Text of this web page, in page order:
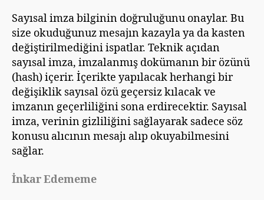
Sayısal imza bilginin doğruluğunu onaylar. Bu
size okuduğunuz mesajın kazayla ya da kasten
değiştirilmediğini ispatlar. Teknik açıdan
sayısal imza, imzalanmış dokümanın bir özünü
(hash) içerir. İçerikte yapılacak herhangi bir
değişiklik sayısal özü geçersiz kılacak ve
imzanın geçerliliğini sona erdirecektir. Sayısal
imza, verinin gizliliğini sağlayarak sadece söz
konusu alıcının mesajı alıp okuyabilmesini
sağlar.
İnkar Edememe